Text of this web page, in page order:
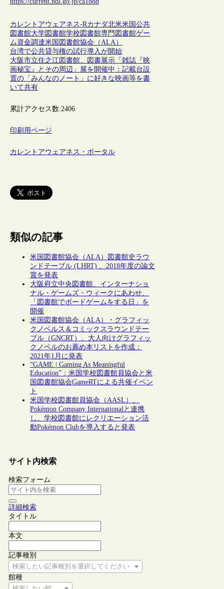
カレントアウェアネス-Rカナダ北米米国公共
図書館大学図書館学校図書館専門図書館ゲー
ム資金調達米国図書館協会（ALA）
台湾で公共貸与権の試行導入が開始
大阪市立住之江図書館、図書展示「雑誌『映
画秘宝』とその周辺」展を開催中：記載台設
置の「みんなのノート」に好きな映画等を書
いて共有
累計アクセス数:2406
印刷用ページ
カレントアウェアネス・ポータル
類似の記事
米国図書館協会（ALA）図書館史ラウ
ンドテーブル (LHRT) 、2018年度の論文
賞を発表
大阪府立中央図書館、インターナショ
ナル・ゲームズ・ウィークにあわせ、
「図書館でボードゲームをする日」を
開催
米国図書館協会（ALA）・グラフィッ
クノベルス＆コミックスラウンドテー
ブル（GNCRT）、大人向けグラフィッ
クノベルのお薦め本リストを作成：
2021年1月に発表
“GAME | Gaming As Meaningful
Education”：米国学校図書館員協会と米
国図書館協会GameRTによる共催イベン
ト
米国学校図書館員協会（AASL）、
Pokémon Company Internationalと連携
し、学校図書館にレクリエーション活
動Pokémon Clubを導入すると発表
サイト内検索
検索フォーム
詳細検索
タイトル
本文
記事種別
検索したい記事種別を選択してください
館種